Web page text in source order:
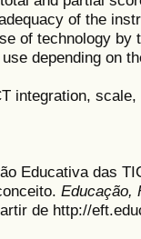
of the
of technology by
depending on
integration,
Educativa das
Educação,
de http://